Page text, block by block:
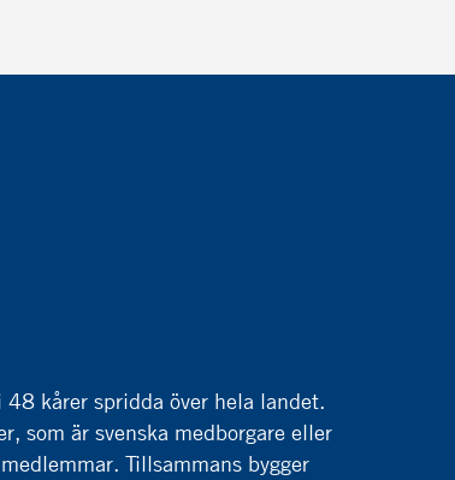
kårer spridda över hela landet.
som är svenska medborgare eller
Tillsammans bygger